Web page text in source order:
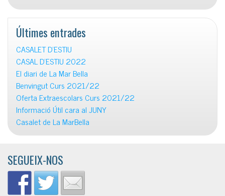
Últimes entrades
CASALET D’ESTIU
CASAL D’ESTIU 2022
El diari de La Mar Bella
Benvingut Curs 2021/22
Oferta Extraescolars Curs 2021/22
Informació Útil cara al JUNY
Casalet de La MarBella
SEGUEIX-NOS